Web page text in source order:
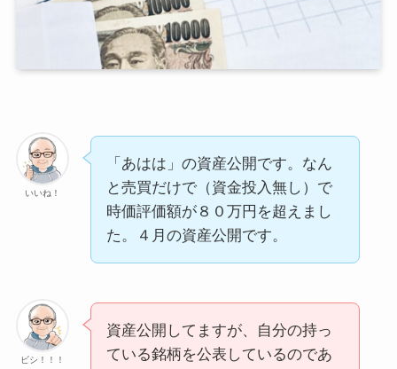
いいね！
「あはは」の資産公開です。なん
と売買だけで（資金投入無し）で
時価評価額が８０万円を超えまし
た。４月の資産公開です。
ビシ！！！
資産公開してますが、自分の持っ
ている銘柄を公表しているのであ